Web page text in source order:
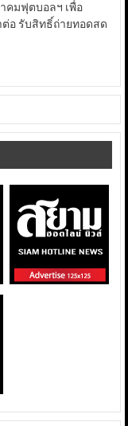
คมฟุตบอลฯ เพื่อ
อ รับสิทธิ์ถ่ายทอดสด